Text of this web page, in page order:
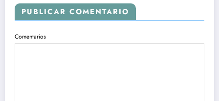
PUBLICAR COMENTARIO
Comentarios